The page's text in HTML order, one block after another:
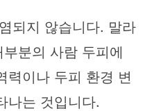
되지 않습니다. 말라
분의 사람 두피에
력이나 두피 환경 변
나는 것입니다.